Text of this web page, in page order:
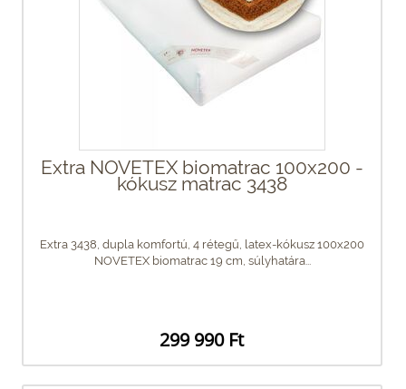
Extra NOVETEX biomatrac 100x200 -
kókusz matrac 3438
Extra 3438, dupla komfortú, 4 rétegű, latex-kókusz 100x200
NOVETEX biomatrac 19 cm, súlyhatára...
299 990 Ft